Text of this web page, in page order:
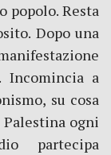
popolo. Resta
Dopo una
a
su cosa
ogni
partecipa